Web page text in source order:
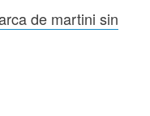
de martini sin